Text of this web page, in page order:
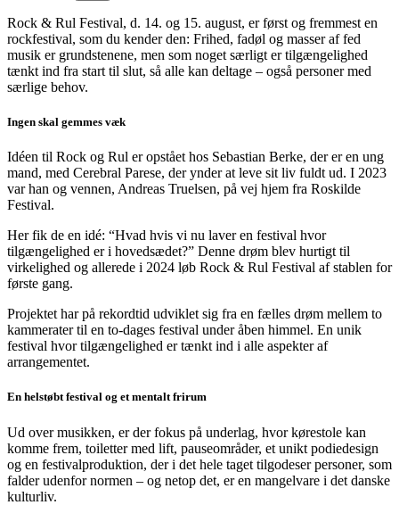
Rock & Rul Festival, d. 14. og 15. august, er først og fremmest en
rockfestival, som du kender den: Frihed, fadøl og masser af fed
musik er grundstenene, men som noget særligt er tilgængelighed
tænkt ind fra start til slut, så alle kan deltage – også personer med
særlige behov.
Ingen skal gemmes væk
Idéen til Rock og Rul er opstået hos Sebastian Berke, der er en ung
mand, med Cerebral Parese, der ynder at leve sit liv fuldt ud. I 2023
var han og vennen, Andreas Truelsen, på vej hjem fra Roskilde
Festival.
Her fik de en idé: “Hvad hvis vi nu laver en festival hvor
tilgængelighed er i hovedsædet?” Denne drøm blev hurtigt til
virkelighed og allerede i 2024 løb Rock & Rul Festival af stablen for
første gang.
Projektet har på rekordtid udviklet sig fra en fælles drøm mellem to
kammerater til en to-dages festival under åben himmel. En unik
festival hvor tilgængelighed er tænkt ind i alle aspekter af
arrangementet.
En helstøbt festival og et mentalt frirum
Ud over musikken, er der fokus på underlag, hvor kørestole kan
komme frem, toiletter med lift, pauseområder, et unikt podiedesign
og en festivalproduktion, der i det hele taget tilgodeser personer, som
falder udenfor normen – og netop det, er en mangelvare i det danske
kulturliv.